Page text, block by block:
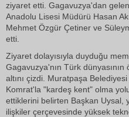
ziyaret etti. Gagavuzya'dan
Anadolu Lisesi Müdürü Hasan
Mehmet Özgür Çetiner ve
etti.
Ziyaret dolayısıyla duyduğu
Gagavuzya'nın Türk
altını çizdi. Muratpaşa
Komrat'la "kardeş kent" olma
ettiklerini belirten Başkan Uysal,
ilişkiler çerçevesinde yüksek